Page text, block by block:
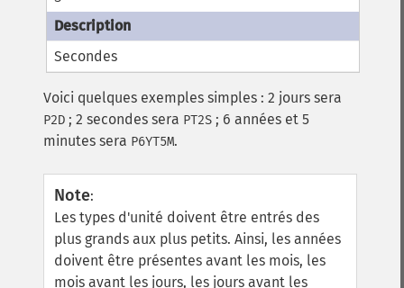
Secondes
Voici quelques exemples simples : 2 jours sera
P2D ; 2 secondes sera PT2S ; 6 années et 5
minutes sera P6YT5M.
Note:
Les types d'unité doivent être entrés des
plus grands aux plus petits. Ainsi, les années
doivent être présentes avant les mois, les
mois avant les jours, les jours avant les